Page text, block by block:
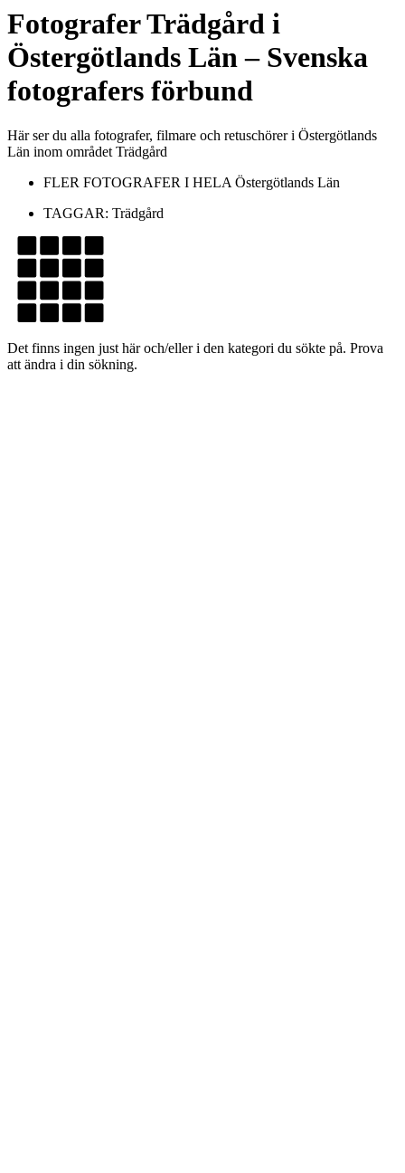
FotograferTrädgård i
Östergötlands Län– Svenska
fotografers förbund
Här ser du alla fotografer, filmare och retuschörer i Östergötlands
Län inom området Trädgård
FLER FOTOGRAFER I HELA Östergötlands Län
TAGGAR: Trädgård
Det finns ingen just här och/eller i den kategori du sökte på. Prova
att ändra i din sökning.